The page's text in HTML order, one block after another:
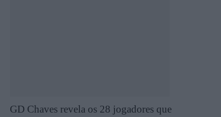
GD Chaves revela os 28 jogadores que